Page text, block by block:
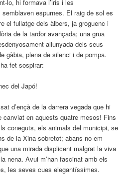
lo, hi formava l’iris i les
espurnes. El raig de sol es
el fullatge dels àlbers, ja groguenc i
de la tardor avançada; una grua
allunyada dels seus
gàbia, plena de silenci i de pompa.
fet sospirar:
del Japó!
d’ençà de la darrera vegada que hi
canviat en aquests quatre mesos! Fins
coneguts, els animals del municipi, se
de la Xina sobretot; abans no em
una mirada displicent malgrat la viva
nena. Avui m’han fascinat amb els
les seves cues elegantíssimes.